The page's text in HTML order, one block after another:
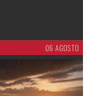
06 AGOSTO